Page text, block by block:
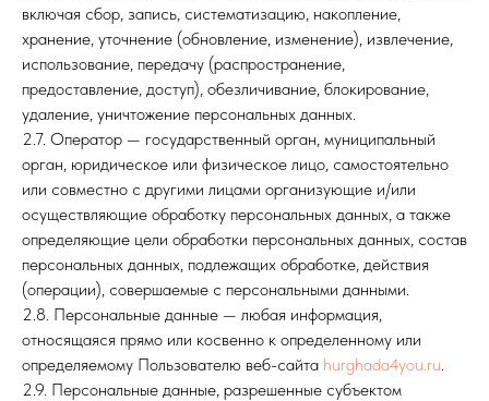
включая сбор, запись, систематизацию, накопление,
хранение, уточнение (обновление, изменение), извлечение,
использование, передачу (распространение,
предоставление, доступ), обезличивание, блокирование,
удаление, уничтожение персональных данных.
2.7. Оператор — государственный орган, муниципальный
орган, юридическое или физическое лицо, самостоятельно
или совместно с другими лицами организующие и/или
осуществляющие обработку персональных данных, а также
определяющие цели обработки персональных данных, состав
персональных данных, подлежащих обработке, действия
(операции), совершаемые с персональными данными.
2.8. Персональные данные — любая информация,
относящаяся прямо или косвенно к определенному или
определяемому Пользователю веб-сайта hurghada4you.ru.
2.9. Персональные данные, разрешенные субъектом